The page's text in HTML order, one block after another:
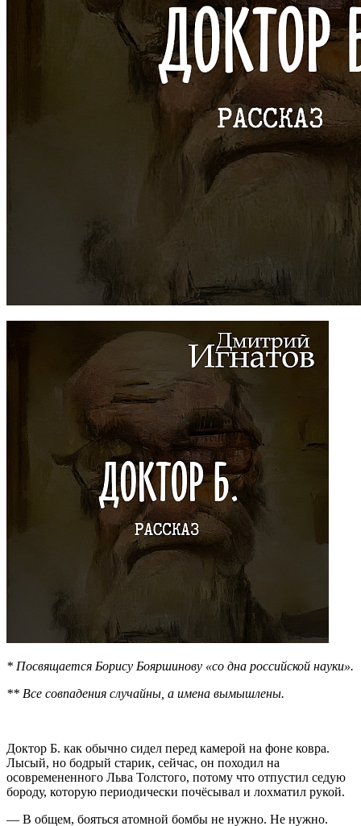
* Посвящается Борису Бояршинову «со дна российской науки».
** Все совпадения случайны, а имена вымышлены.
Доктор Б. как обычно сидел перед камерой на фоне ковра.
Лысый, но бодрый старик, сейчас, он походил на
осовремененного Льва Толстого, потому что отпустил седую
бороду, которую периодически почёсывал и лохматил рукой.
— В общем, бояться атомной бомбы не нужно. Не нужно.